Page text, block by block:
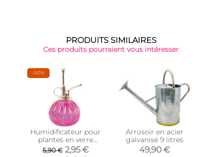
PRODUITS SIMILAIRES
Ces produits pourraient vous intéresser
-50%
Humidificateur pour
plantes en verre
(Rose)
5,90 € 2,95 €
Arrosoir en acier
galvanisé 9 litres
49,90 €